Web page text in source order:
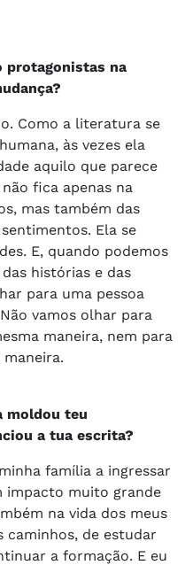
protagonistas na
Como a literatura se
às vezes ela
aquilo que parece
fica apenas na
mas também das
Ela se
E, quando podemos
histórias e das
para uma pessoa
vamos olhar para
maneira, nem para
maneira.
moldou teu
a tua escrita?
família a ingressar
impacto muito grande
na vida dos meus
caminhos, de estudar
a formação. E eu